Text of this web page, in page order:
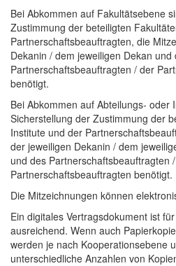
Bei Abkommen auf Fakultätsebene
Zustimmung der beteiligten
Partnerschaftsbeauftragten, die
Dekanin / dem jeweiligen Dekan und
Partnerschaftsbeauftragten / der
benötigt.
Bei Abkommen auf Abteilungs- oder
Sicherstellung der Zustimmung der
Institute und der
der jeweiligen Dekanin / dem
und des Partnerschaftsbeauftragten
Partnerschaftsbeauftragten benötigt.
Die Mitzeichnungen können
Ein digitales Vertragsdokument ist
ausreichend. Wenn auch
werden je nach Kooperationsebene
unterschiedliche Anzahlen von